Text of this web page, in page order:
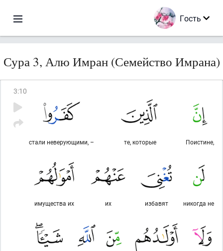
Гость
Сура 3, Алю Имран (Семейство Имрана)
3:10
Поистине,
те, которые
стали неверующими, –
никогда не
избавят
их
имущества их